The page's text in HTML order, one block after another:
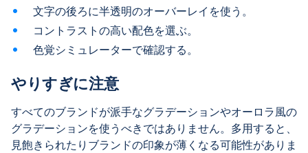
文字の後ろに半透明のオーバーレイを使う。
コントラストの高い配色を選ぶ。
色覚シミュレーターで確認する。
やりすぎに注意
すべてのブランドが派手なグラデーションやオーロラ風の
グラデーションを使うべきではありません。多用すると、
見飽きられたりブランドの印象が薄くなる可能性がありま